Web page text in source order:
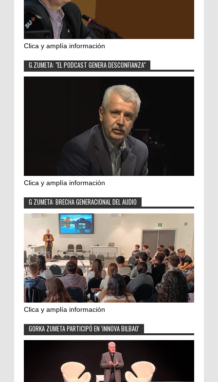
Clica y amplía información
G.ZUMETA: "EL PODCAST GENERA DESCONFIANZA"
Clica y amplía información
G ZUMETA: BRECHA GENERACIONAL DEL AUDIO
Clica y amplía información
GORKA ZUMETA PARTICIPÓ EN 'INNOVA BILBAO'